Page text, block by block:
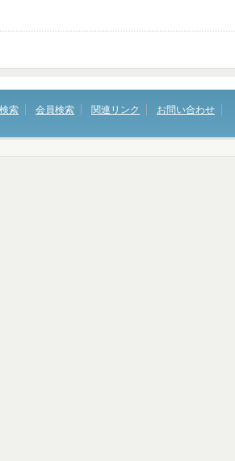
索 会員検索 関連リンク お問い合わせ